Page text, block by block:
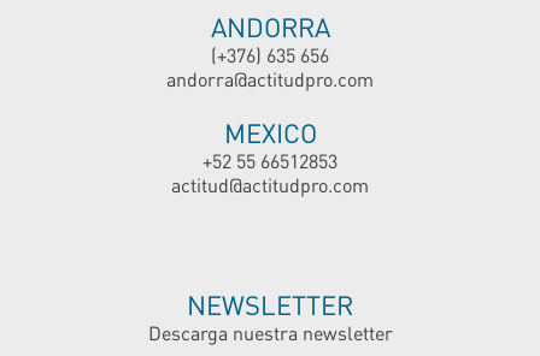
ANDORRA
(+376) 635 656
andorra@actitudpro.com
MEXICO
+52 55 66512853
actitud@actitudpro.com
NEWSLETTER
Descarga nuestra newsletter